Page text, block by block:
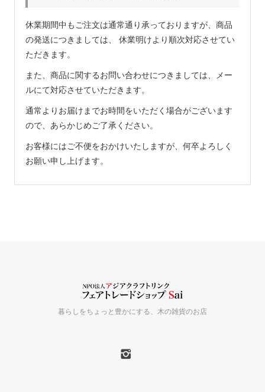
休業期間中もご注文は通常通り承っておりますが、商品
の発送につきましては、 休業明けより順次対応させてい
ただきます。
また、商品に関するお問い合わせにつきましては、メー
ルにて対応させていただきます。
通常よりお届けまでお時間をいただく場合がございます
ので、あらかじめご了承ください。
お客様にはご不便をおかけいたしますが、何卒よろしく
お願い申し上げます。
暮らしをちょっと豊かにする、木の雑貨のお店